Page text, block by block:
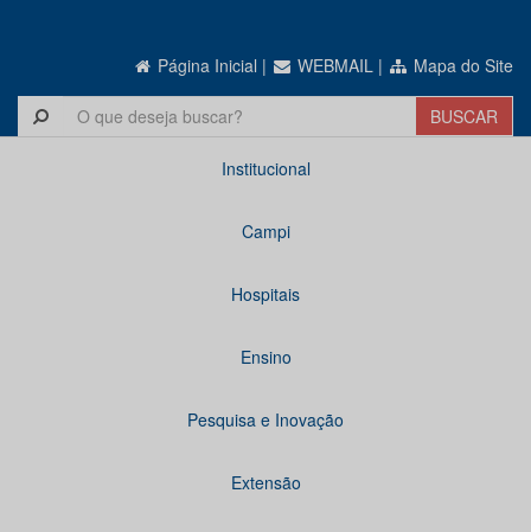
Página Inicial | WEBMAIL | Mapa do Site
Institucional
Campi
Hospitais
Ensino
Pesquisa e Inovação
Extensão